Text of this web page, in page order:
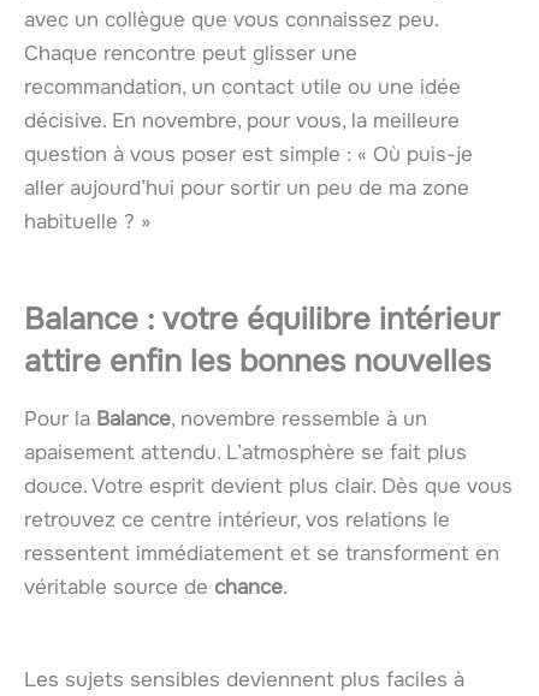
avec un collègue que vous connaissez peu.
Chaque rencontre peut glisser une
recommandation, un contact utile ou une idée
décisive. En novembre, pour vous, la meilleure
question à vous poser est simple : « Où puis-je
aller aujourd’hui pour sortir un peu de ma zone
habituelle ? »
Balance : votre équilibre intérieur
attire enfin les bonnes nouvelles
Pour la Balance, novembre ressemble à un
apaisement attendu. L’atmosphère se fait plus
douce. Votre esprit devient plus clair. Dès que vous
retrouvez ce centre intérieur, vos relations le
ressentent immédiatement et se transforment en
véritable source de chance.
Les sujets sensibles deviennent plus faciles à